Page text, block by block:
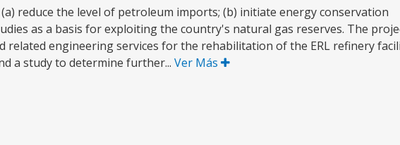
reduce the level of petroleum imports; (b) initiate energy conservation
as a basis for exploiting the country's natural gas reserves. The
related engineering services for the rehabilitation of the ERL refinery
a study to determine further... Ver Más